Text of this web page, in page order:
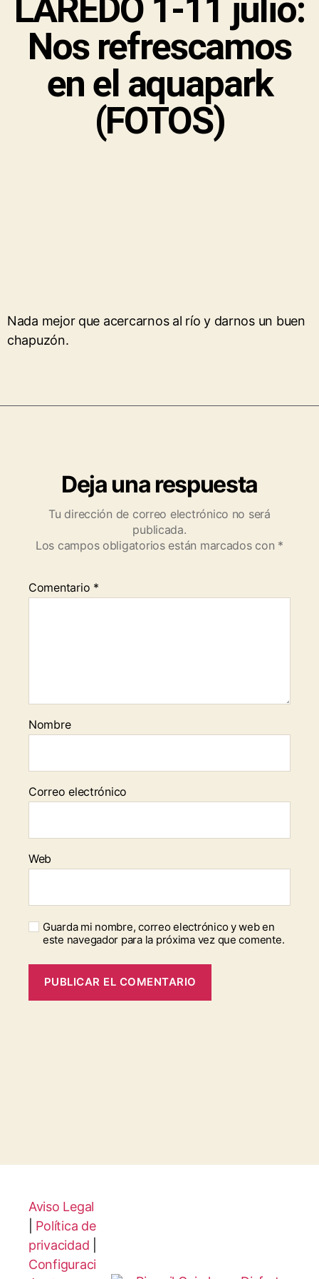
LAREDO 1-11 julio:
Nos refrescamos
en el aquapark
(FOTOS)
Nada mejor que acercarnos al río y darnos un buen
chapuzón.
Deja una respuesta
Tu dirección de correo electrónico no será
publicada.
Los campos obligatorios están marcados con *
Comentario *
Nombre
Correo electrónico
Web
Guarda mi nombre, correo electrónico y web en
este navegador para la próxima vez que comente.
Aviso Legal
Política de
privacidad
Configuraci